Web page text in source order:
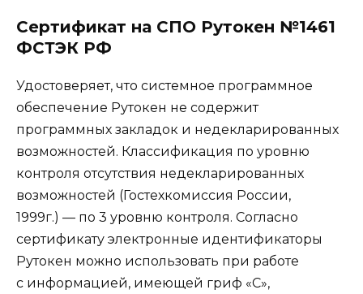
Сертификат на СПО Рутокен №1461
ФСТЭК РФ
Удостоверяет, что системное программное
обеспечение Рутокен не содержит
программных закладок и недекларированных
возможностей. Классификация по уровню
контроля отсутствия недекларированных
возможностей (Гостехкомиссия России,
1999г.) — по 3 уровню контроля. Согласно
сертификату электронные идентификаторы
Рутокен можно использовать при работе
с информацией, имеющей гриф «С»,